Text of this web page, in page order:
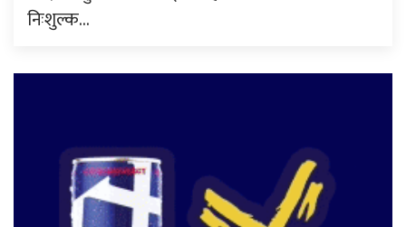
निःशुल्क…